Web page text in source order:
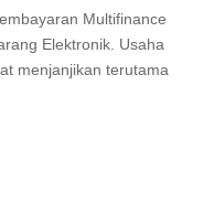
Multifinance
Elektronik. Usaha
menjanjikan terutama